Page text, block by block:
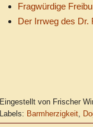
Fragwürdige
Der Irrweg des Dr.
Eingestellt von Frischer
Labels: Barmherzigkeit,